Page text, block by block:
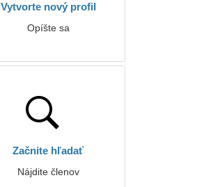
Vytvorte nový profil
Opíšte sa
Začnite hľadať
Nájdite členov